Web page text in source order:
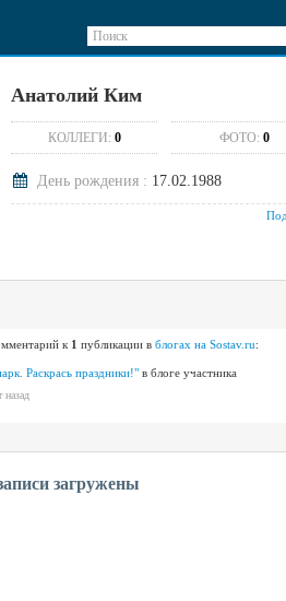
Поиск
Анатолий Ким
КОЛЛЕГИ: 0 ФОТО: 0
День рождения : 17.02.1988
к 1 публикации в блогах на Sostav.ru:
Раскрась праздники!" в блоге участника
назад
загружены